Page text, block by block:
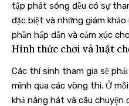
tập phát sóng đều có sự
đặc biệt và những giám
phần hấp dẫn và cảm xúc
Hình thức chơi và luật
Các thí sinh tham gia sẽ
mình qua các vòng thi. Ở
khả năng hát và câu chuyện